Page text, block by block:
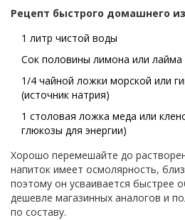
Рецепт быстрого домашнего
1 литр чистой воды
Сок половины лимона или лайма
1/4 чайной ложки морской или
(источник натрия)
1 столовая ложка меда или
глюкозы для энергии)
Хорошо перемешайте до
напиток имеет осмолярность,
поэтому он усваивается быстрее
дешевле магазинных аналогов и
по составу.